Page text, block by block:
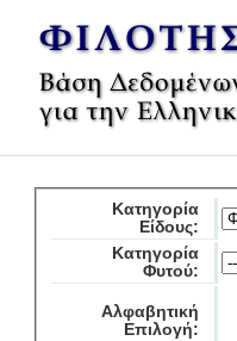
Κατηγορία
Είδους:
Κατηγορία
Φυτού:
Αλφαβητική
Επιλογή: